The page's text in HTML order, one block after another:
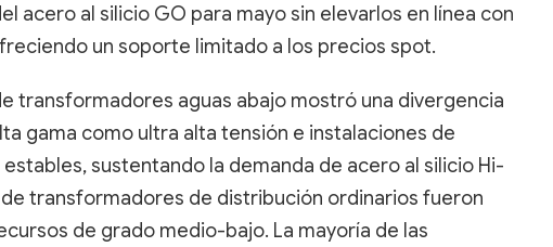
acero al silicio GO para mayo sin elevarlos en línea con
un soporte limitado a los precios spot.
transformadores aguas abajo mostró una divergencia
gama como ultra alta tensión e instalaciones de
sustentando la demanda de acero al silicio Hi-
transformadores de distribución ordinarios fueron
de grado medio-bajo. La mayoría de las